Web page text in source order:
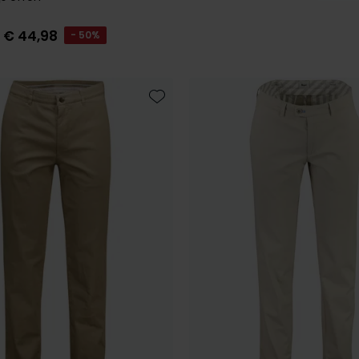
€ 44,98 - 50%
Toevoegen aan favorieten